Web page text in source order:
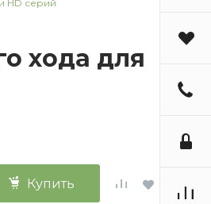
HD серий
хода для
Купить